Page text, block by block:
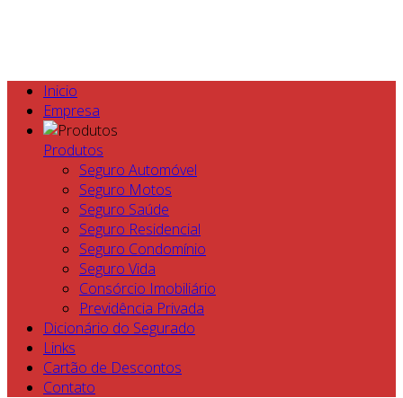
Inicio
Empresa
Produtos
Seguro Automóvel
Seguro Motos
Seguro Saúde
Seguro Residencial
Seguro Condomínio
Seguro Vida
Consórcio Imobiliário
Previdência Privada
Dicionário do Segurado
Links
Cartão de Descontos
Contato